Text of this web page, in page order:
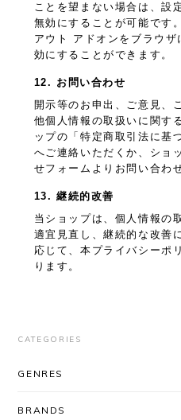
ことを望まない場合は、設
無効にすることが可能で
アウト アドオンをブラウ
効にすることができます。
12. お問い合わせ
開示等のお申出、ご意見、
他個人情報の取扱いに関す
ップの「特定商取引法に基
へご連絡いただくか、ショ
せフォームよりお問い合わ
13. 継続的改善
当ショップは、個人情報の
適宜見直し、継続的な改善
応じて、本プライバシーポ
ります。
CATEGORIES
GENRES
BRANDS